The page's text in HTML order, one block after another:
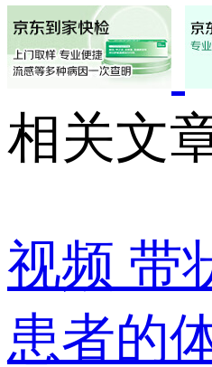
相关文
视频 带
患者的